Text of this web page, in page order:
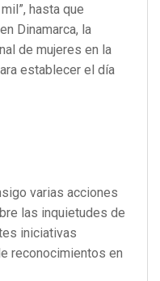
hasta que
Dinamarca, la
de mujeres en la
establecer el día
varias acciones
las inquietudes de
iniciativas
reconocimientos en